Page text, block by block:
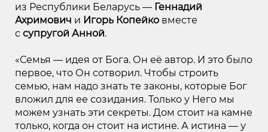
из Республики Беларусь — Геннадий
Ахримович и Игорь Копейко вместе
с супругой Анной.
«Семья — идея от Бога. Он её автор. И это было
первое, что Он сотворил. Чтобы строить
семью, нам надо знать те законы, которые Бог
вложил для ее созидания. Только у Него мы
можем узнать эти секреты. Дом стоит на камне
только, когда он стоит на истине. А истина — у